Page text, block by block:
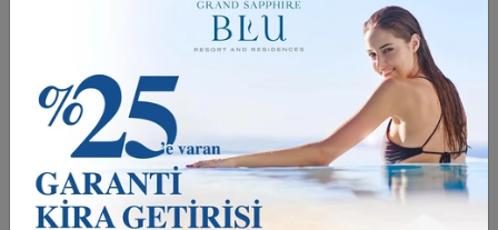
İpucu: Online başvuruda yüklediğiniz
belgelerin çözünürlüğü ve okunabilirliği
yüksek olsun; dosya adlarını Türkçe karakter
ve boşluksuz, “Pasaport_AdSoyad_Tarih.pdf”
gibi standart bir formatla kaydedin.
Başvuru Sırasında Sık Yapılan Hatalar